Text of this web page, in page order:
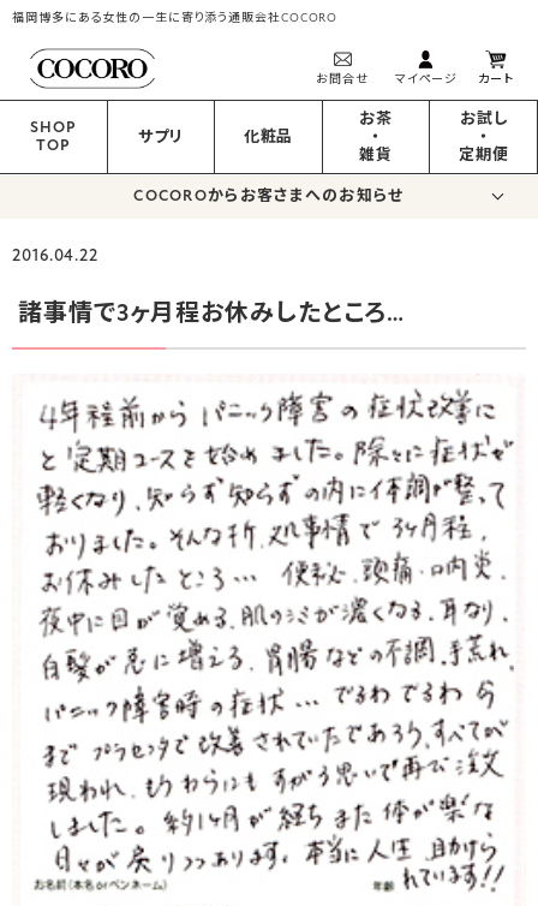
福岡博多にある女性の一生に寄り添う通販会社COCORO
お問合せ マイページ カート
SHOP
TOP
サプリ 化粧品
お茶
・
雑貨
お試し
・
定期便
COCOROからお客さまへのお知らせ
2016.04.22
諸事情で3ヶ月程お休みしたところ…